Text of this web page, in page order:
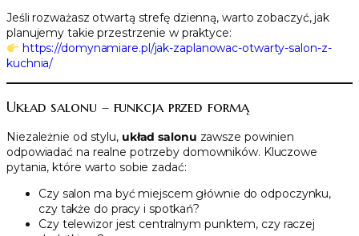
Jeśli rozważasz otwartą strefę dzienną, warto zobaczyć, jak
planujemy takie przestrzenie w praktyce:
https://domynamiare.pl/jak-zaplanowac-otwarty-salon-z-
kuchnia/
Układ salonu – funkcja przed formą
Niezależnie od stylu, układ salonu zawsze powinien
odpowiadać na realne potrzeby domowników. Kluczowe
pytania, które warto sobie zadać:
Czy salon ma być miejscem głównie do odpoczynku,
czy także do pracy i spotkań?
Czy telewizor jest centralnym punktem, czy raczej